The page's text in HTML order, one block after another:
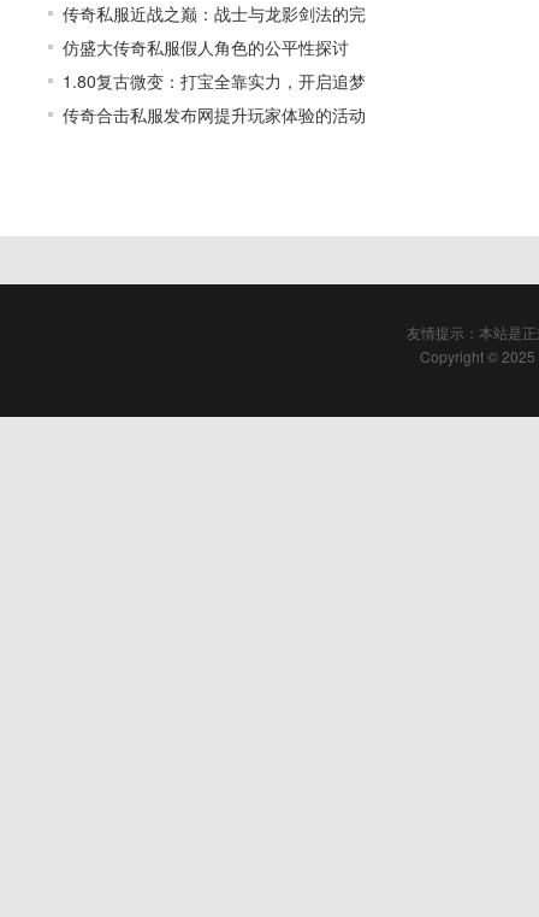
传奇私服近战之巅：战士与龙影剑法的完
仿盛大传奇私服假人角色的公平性探讨
1.80复古微变：打宝全靠实力，开启追梦
传奇合击私服发布网提升玩家体验的活动
友情提示：本站是
Copyright © 2025